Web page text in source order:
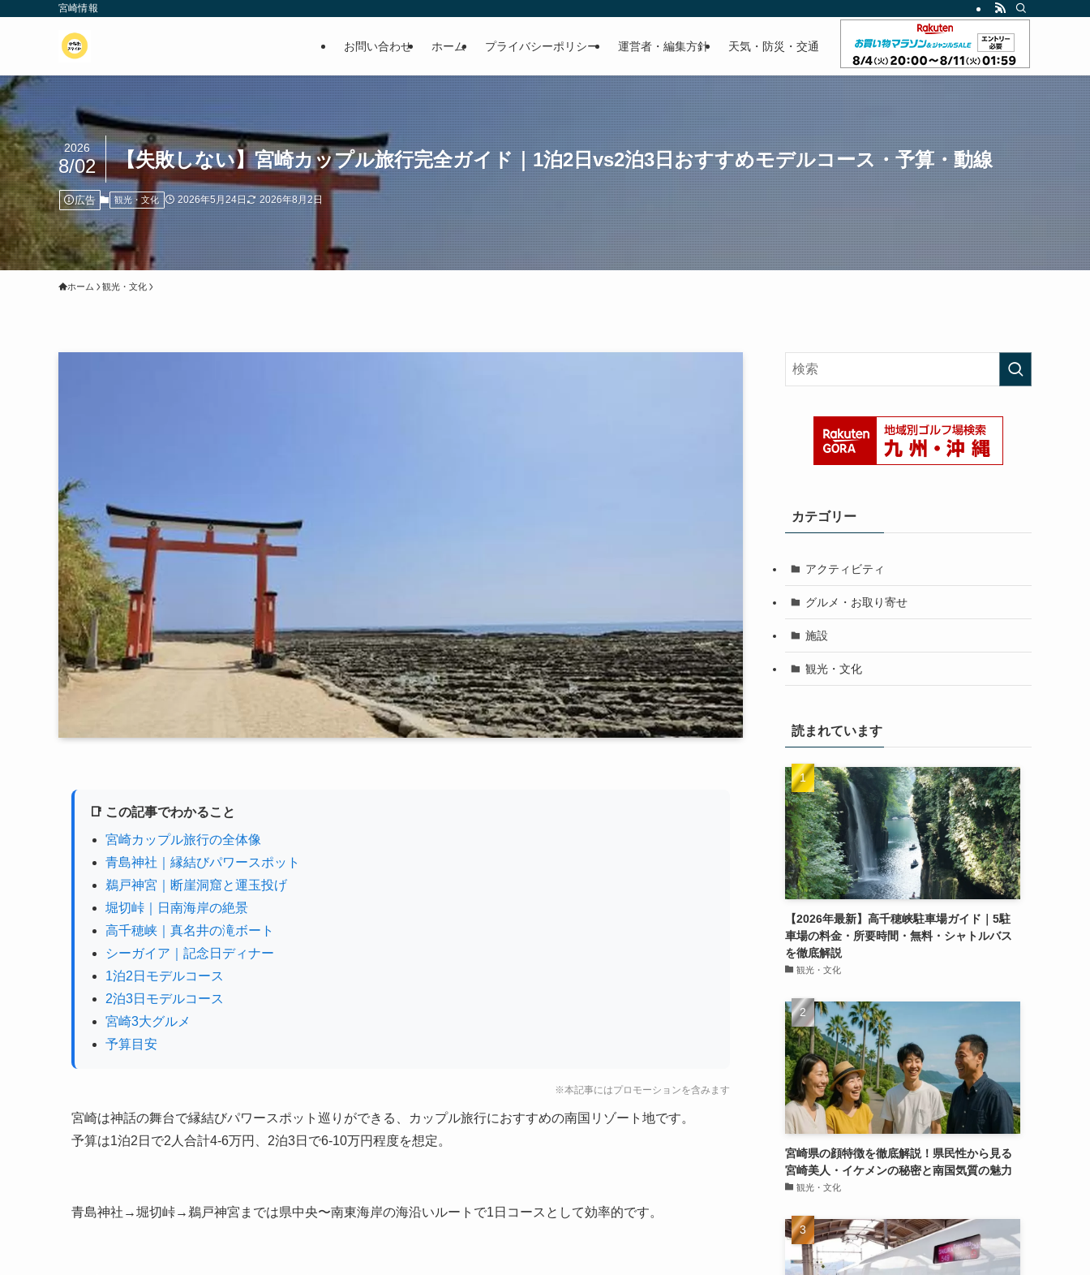
宮崎情報
お問い合わせ ホーム プライバシーポリシー 運営者・編集方針 天気・防災・交通
【失敗しない】宮崎カップル旅行完全ガイド｜1泊2日vs2泊3日おすすめモデルコース・予算・動線
2026
8/02
広告 観光・文化 2026年5月24日 2026年8月2日
ホーム 観光・文化
📑 この記事でわかること
宮崎カップル旅行の全体像
青島神社｜縁結びパワースポット
鵜戸神宮｜断崖洞窟と運玉投げ
堀切峠｜日南海岸の絶景
高千穂峡｜真名井の滝ボート
シーガイア｜記念日ディナー
1泊2日モデルコース
2泊3日モデルコース
宮崎3大グルメ
予算目安
※本記事にはプロモーションを含みます
宮崎は神話の舞台で縁結びパワースポット巡りができる、カップル旅行におすすめの南国リゾート地です。
予算は1泊2日で2人合計4-6万円、2泊3日で6-10万円程度を想定。
青島神社→堀切峠→鵜戸神宮までは県中央〜南東海岸の海沿いルートで1日コースとして効率的です。
カテゴリー
アクティビティ
グルメ・お取り寄せ
施設
観光・文化
読まれています
【2026年最新】高千穂峡駐車場ガイド｜5駐
車場の料金・所要時間・無料・シャトルバス
を徹底解説
観光・文化
宮崎県の顔特徴を徹底解説！県民性から見る
宮崎美人・イケメンの秘密と南国気質の魅力
観光・文化